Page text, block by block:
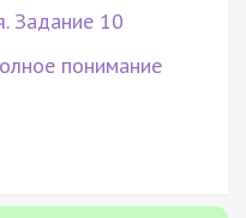
Задание 10
понимание